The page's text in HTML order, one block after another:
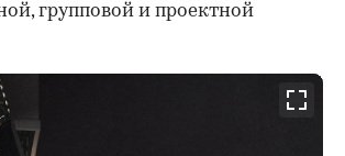
групповой и проектной